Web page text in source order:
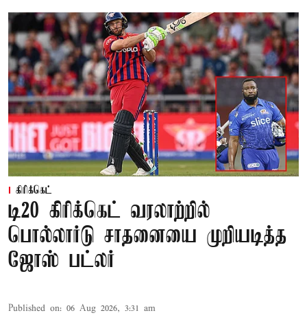
கிரிக்கெட்
டி20 கிரிக்கெட் வரலாற்றில்
பொல்லார்டு சாதனையை முறியடித்த
ஜோஸ் பட்லர்
Published on: 06 Aug 2026, 3:31 am